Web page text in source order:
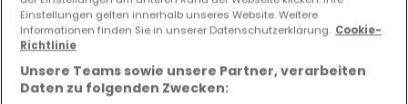
160 m² 7 4 2
Einstellungen gelten innerhalb unseres Website. Weitere
Informationen finden Sie in unserer Datenschutzerklärung. Cookie-
Richtlinie
Unsere Teams sowie unsere Partner, verarbeiten
Daten zu folgenden Zwecken: